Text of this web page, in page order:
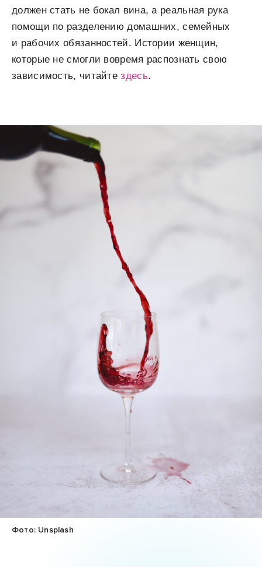
должен стать не бокал вина, а реальная рука
помощи по разделению домашних, семейных
и рабочих обязанностей. Истории женщин,
которые не смогли вовремя распознать свою
зависимость, читайтездесь.
Фото: Unsplash